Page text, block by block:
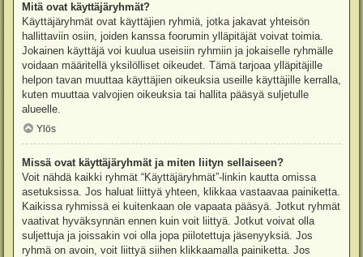
Mitä ovat käyttäjäryhmät?
Käyttäjäryhmät ovat käyttäjien ryhmiä, jotka jakavat yhteisön
hallittaviin osiin, joiden kanssa foorumin ylläpitäjät voivat toimia.
Jokainen käyttäjä voi kuulua useisiin ryhmiin ja jokaiselle ryhmälle
voidaan määritellä yksilölliset oikeudet. Tämä tarjoaa ylläpitäjille
helpon tavan muuttaa käyttäjien oikeuksia useille käyttäjille kerralla,
kuten muuttaa valvojien oikeuksia tai hallita pääsyä suljetulle
alueelle.
Ylös
Missä ovat käyttäjäryhmät ja miten liityn sellaiseen?
Voit nähdä kaikki ryhmät “Käyttäjäryhmät”-linkin kautta omissa
asetuksissa. Jos haluat liittyä yhteen, klikkaa vastaavaa painiketta.
Kaikissa ryhmissä ei kuitenkaan ole vapaata pääsyä. Jotkut ryhmät
vaativat hyväksynnän ennen kuin voit liittyä. Jotkut voivat olla
suljettuja ja joissakin voi olla jopa piilotettuja jäsenyyksiä. Jos
ryhmä on avoin, voit liittyä siihen klikkaamalla painiketta. Jos